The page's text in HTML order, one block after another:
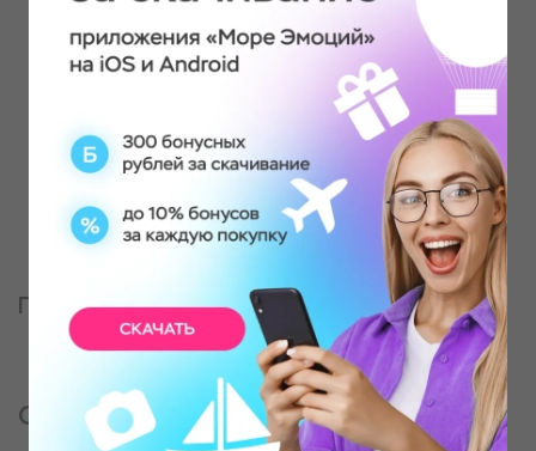
Партнер, оказывающий услугу
Отзывы о подарке